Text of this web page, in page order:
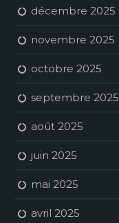
décembre 2025
novembre 2025
octobre 2025
septembre 2025
août 2025
juin 2025
mai 2025
avril 2025